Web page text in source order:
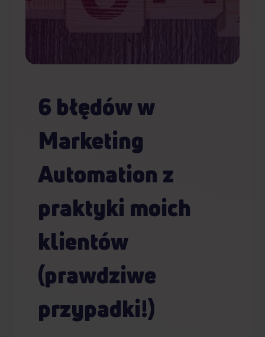
6 błędów w
Marketing
Automation z
praktyki moich
klientów
(prawdziwe
przypadki!)